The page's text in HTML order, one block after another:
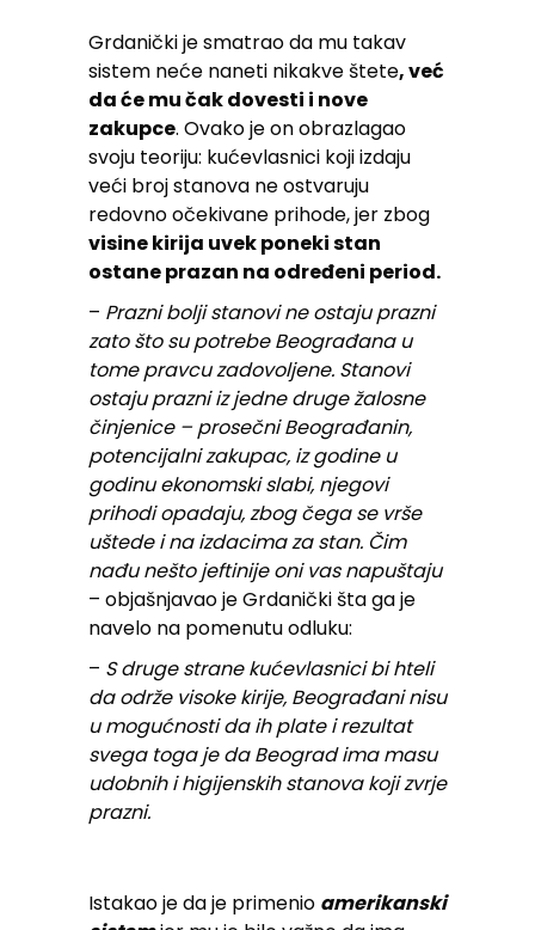
Grdanički je smatrao da mu takav
sistem neće naneti nikakve štete, već
da će mu čak dovesti i nove
zakupce. Ovako je on obrazlagao
svoju teoriju: kućevlasnici koji izdaju
veći broj stanova ne ostvaruju
redovno očekivane prihode, jer zbog
visine kirija uvek poneki stan
ostane prazan na određeni period.
– Prazni bolji stanovi ne ostaju prazni
zato što su potrebe Beograđana u
tome pravcu zadovoljene. Stanovi
ostaju prazni iz jedne druge žalosne
činjenice – prosečni Beograđanin,
potencijalni zakupac, iz godine u
godinu ekonomski slabi, njegovi
prihodi opadaju, zbog čega se vrše
uštede i na izdacima za stan. Čim
nađu nešto jeftinije oni vas napuštaju
– objašnjavao je Grdanički šta ga je
navelo na pomenutu odluku:
– S druge strane kućevlasnici bi hteli
da održe visoke kirije, Beograđani nisu
u mogućnosti da ih plate i rezultat
svega toga je da Beograd ima masu
udobnih i higijenskih stanova koji zvrje
prazni.
Istakao je da je primenio amerikanski